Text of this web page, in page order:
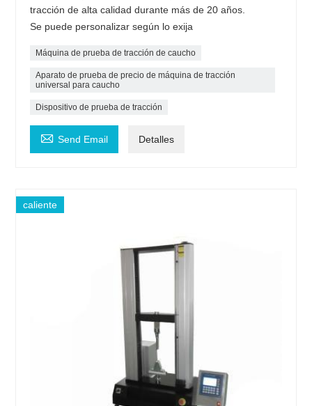
tracción de alta calidad durante más de 20 años.
Se puede personalizar según lo exija
Máquina de prueba de tracción de caucho
Aparato de prueba de precio de máquina de tracción
universal para caucho
Dispositivo de prueba de tracción
 Send Email Detalles
caliente